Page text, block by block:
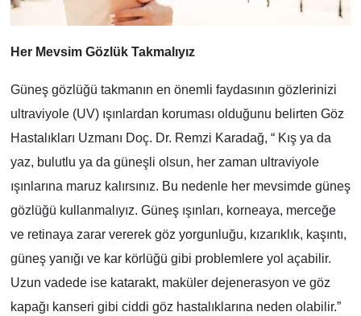
Her Mevsim Gözlük Takmalıyız
Güneş gözlüğü takmanın en önemli faydasının gözlerinizi
ultraviyole (UV) ışınlardan koruması olduğunu belirten Göz
Hastalıkları Uzmanı Doç. Dr. Remzi Karadağ, “ Kış ya da
yaz, bulutlu ya da güneşli olsun, her zaman ultraviyole
ışınlarına maruz kalırsınız. Bu nedenle her mevsimde güneş
gözlüğü kullanmalıyız. Güneş ışınları, korneaya, merceğe
ve retinaya zarar vererek göz yorgunluğu, kızarıklık, kaşıntı,
güneş yanığı ve kar körlüğü gibi problemlere yol açabilir.
Uzun vadede ise katarakt, maküler dejenerasyon ve göz
kapağı kanseri gibi ciddi göz hastalıklarına neden olabilir.”